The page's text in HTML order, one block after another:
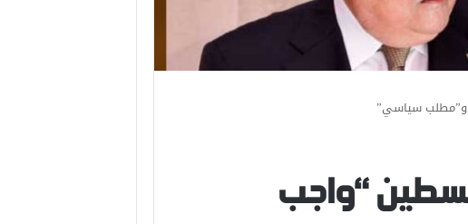
و”مطلب سياسي”
“واجب